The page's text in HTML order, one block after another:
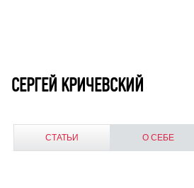
СЕРГЕЙ КРИЧЕВСКИЙ
СТАТЬИ О СЕБЕ